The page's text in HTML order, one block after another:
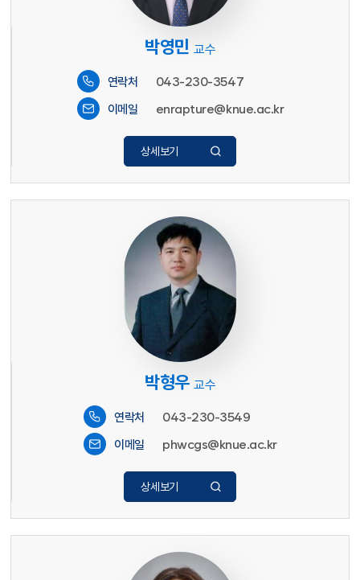
박영민 교수
연락처 043-230-3547
이메일 enrapture@knue.ac.kr
상세보기
박형우 교수
연락처 043-230-3549
이메일 phwcgs@knue.ac.kr
상세보기